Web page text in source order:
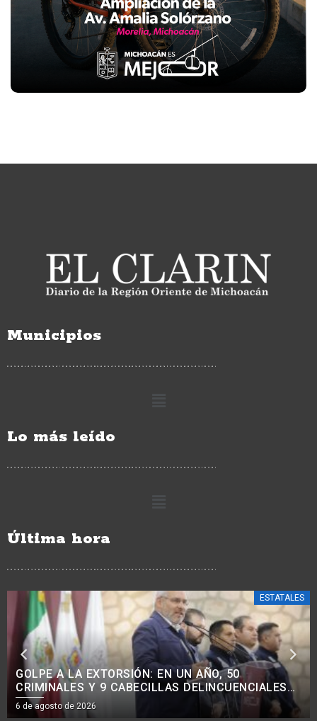
Municipios
Lo más leído
Última hora
POLICIACA
OBTIENE FGE VINCULACIÓN A PROCESO CONTRA
CINCO PERSONAS POR DELITOS CONTRA LA
SALUD EN MORELIA Y PÁTZCUARO
6 de agosto de 2026